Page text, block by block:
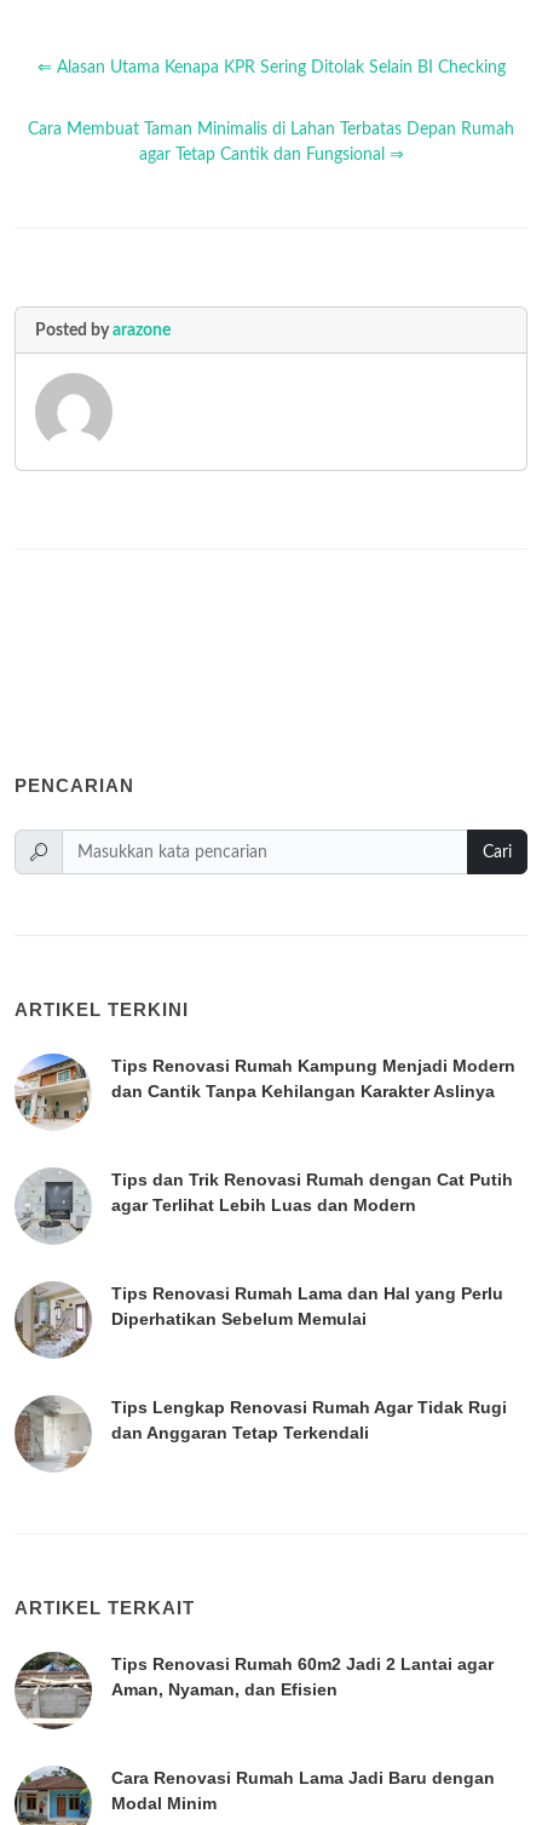
⇐ Alasan Utama Kenapa KPR Sering Ditolak Selain BI Checking
Cara Membuat Taman Minimalis di Lahan Terbatas Depan Rumah
agar Tetap Cantik dan Fungsional ⇒
Posted byarazone
PENCARIAN
Cari
ARTIKEL TERKINI
Tips Renovasi Rumah Kampung Menjadi Modern
dan Cantik Tanpa Kehilangan Karakter Aslinya
Tips dan Trik Renovasi Rumah dengan Cat Putih
agar Terlihat Lebih Luas dan Modern
Tips Renovasi Rumah Lama dan Hal yang Perlu
Diperhatikan Sebelum Memulai
Tips Lengkap Renovasi Rumah Agar Tidak Rugi
dan Anggaran Tetap Terkendali
ARTIKEL TERKAIT
Tips Renovasi Rumah 60m2 Jadi 2 Lantai agar
Aman, Nyaman, dan Efisien
Cara Renovasi Rumah Lama Jadi Baru dengan
Modal Minim